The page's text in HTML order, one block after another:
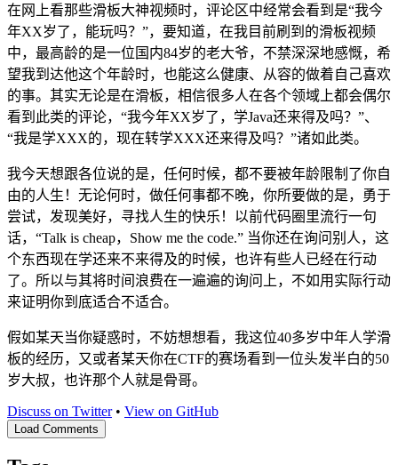
在网上看那些滑板大神视频时，评论区中经常会看到是“我今
年XX岁了，能玩吗？”，要知道，在我目前刷到的滑板视频
中，最高龄的是一位国内84岁的老大爷，不禁深深地感慨，希
望我到达他这个年龄时，也能这么健康、从容的做着自己喜欢
的事。其实无论是在滑板，相信很多人在各个领域上都会偶尔
看到此类的评论，“我今年XX岁了，学Java还来得及吗？”、
“我是学XXX的，现在转学XXX还来得及吗？”诸如此类。
我今天想跟各位说的是，任何时候，都不要被年龄限制了你自
由的人生！无论何时，做任何事都不晚，你所要做的是，勇于
尝试，发现美好，寻找人生的快乐！以前代码圈里流行一句
话，“Talk is cheap，Show me the code.” 当你还在询问别人，这
个东西现在学还来不来得及的时候，也许有些人已经在行动
了。所以与其将时间浪费在一遍遍的询问上，不如用实际行动
来证明你到底适合不适合。
假如某天当你疑惑时，不妨想想看，我这位40多岁中年人学滑
板的经历，又或者某天你在CTF的赛场看到一位头发半白的50
岁大叔，也许那个人就是骨哥。
Discuss on Twitter• View on GitHub
Load Comments